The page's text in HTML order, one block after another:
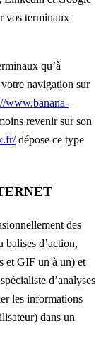
vos terminaux
qu’à
navigation sur
www.banana-
revenir sur son
dépose ce type
des
balises d’action,
et GIF un à un) et
d’analyses
les informations
dans un